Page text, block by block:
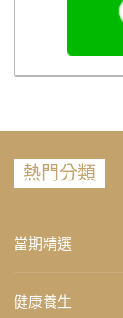
熱門分類
當期精選
健康養生